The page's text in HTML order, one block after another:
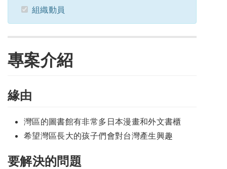
組織動員
專案介紹
緣由
灣區的圖書館有非常多日本漫畫和外文書櫃
希望灣區長大的孩子們會對台灣產生興趣
要解決的問題